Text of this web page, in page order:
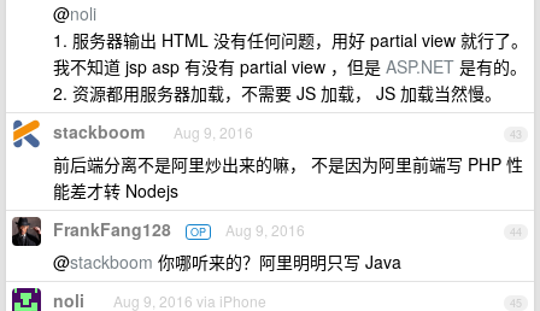
@noli
1. 服务器输出 HTML 没有任何问题，用好 partial view 就行了。
我不知道 jsp asp 有没有 partial view ，但是 ASP.NET 是有的。
2. 资源都用服务器加载，不需要 JS 加载， JS 加载当然慢。
43
stackboom Aug 9, 2016
前后端分离不是阿里炒出来的嘛， 不是因为阿里前端写 PHP 性
能差才转 Nodejs
44
FrankFang128 OP Aug 9, 2016
@stackboom 你哪听来的？阿里明明只写 Java
45
noli Aug 9, 2016 via iPhone